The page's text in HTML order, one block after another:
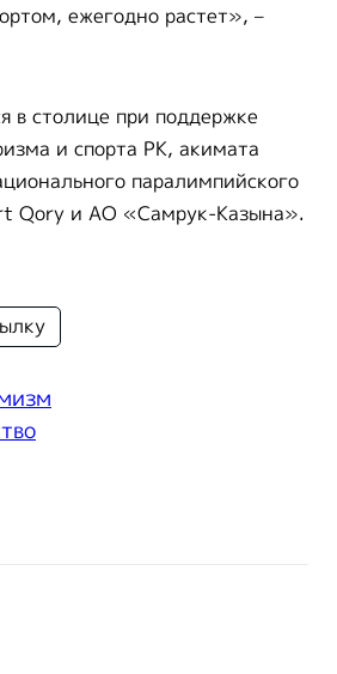
ежегодно растет», –
в столице при поддержке
и спорта РК, акимата
паралимпийского
Qory и АО «Самрук-Казына».